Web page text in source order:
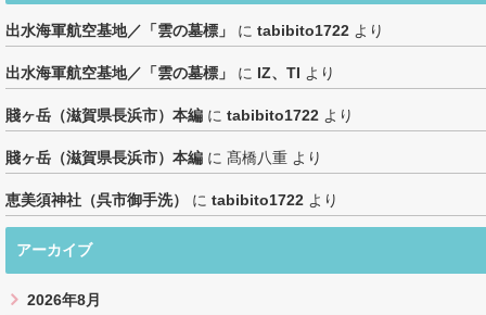
出水海軍航空基地／「雲の墓標」 に tabibito1722 より
出水海軍航空基地／「雲の墓標」 に IZ、TI より
賤ヶ岳（滋賀県長浜市）本編 に tabibito1722 より
賤ヶ岳（滋賀県長浜市）本編 に 髙橋八重 より
恵美須神社（呉市御手洗） に tabibito1722 より
アーカイブ
2026年8月